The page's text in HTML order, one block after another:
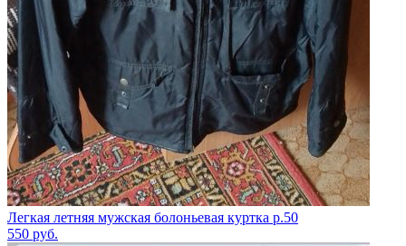
Легкая летняя мужская болоньевая куртка р.50
550 руб.